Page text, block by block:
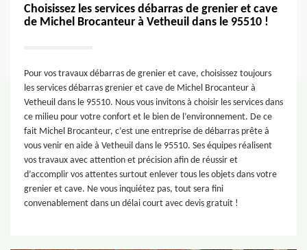
Choisissez les services débarras de grenier et cave
de Michel Brocanteur à Vetheuil dans le 95510 !
Pour vos travaux débarras de grenier et cave, choisissez toujours
les services débarras grenier et cave de Michel Brocanteur à
Vetheuil dans le 95510. Nous vous invitons à choisir les services dans
ce milieu pour votre confort et le bien de l’environnement. De ce
fait Michel Brocanteur, c’est une entreprise de débarras prête à
vous venir en aide à Vetheuil dans le 95510. Ses équipes réalisent
vos travaux avec attention et précision afin de réussir et
d’accomplir vos attentes surtout enlever tous les objets dans votre
grenier et cave. Ne vous inquiétez pas, tout sera fini
convenablement dans un délai court avec devis gratuit !